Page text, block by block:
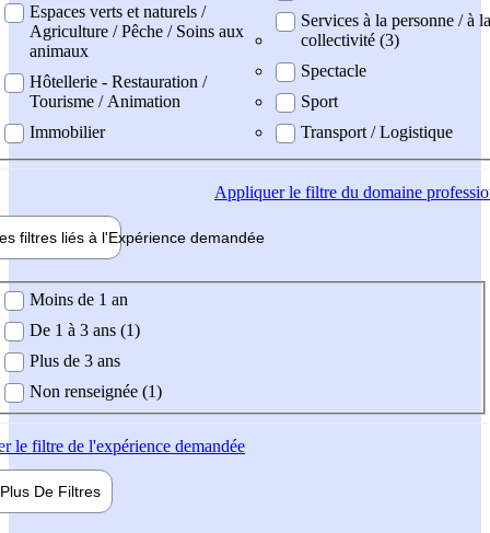
Espaces verts et naturels /
Agriculture / Pêche / Soins aux
animaux
Hôtellerie - Restauration /
Tourisme / Animation
Immobilier
Services à la personne / à la
collectivité (3)
Spectacle
Sport
Transport / Logistique
Appliquerle filtre du domaine
filtres liés à l'Expérience demandée
demandée
Moins de 1 an
De 1 à 3 ans (1)
Plus de 3 ans
Non renseignée (1)
le filtre de l'expérience demandée
Plus De Filtres